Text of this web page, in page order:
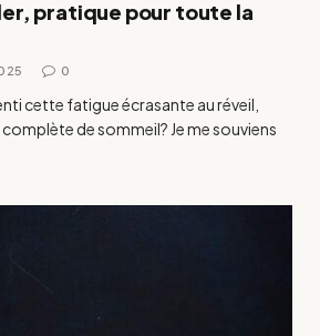
pratique pour toute la
0
cette fatigue écrasante au réveil,
de sommeil? Je me souviens